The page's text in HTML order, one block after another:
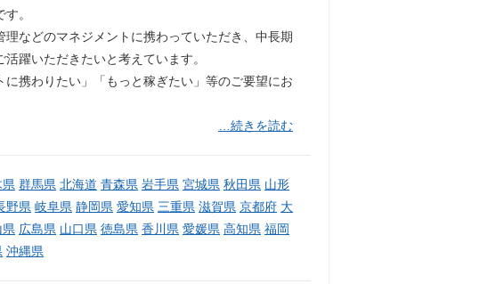
。
などのマネジメントに携わっていただき、中長期
躍いただきたいと考えています。
携わりたい」「もっと稼ぎたい」等のご要望にお
…続きを読む
群馬県 北海道 青森県 岩手県 宮城県 秋田県 山形
野県 岐阜県 静岡県 愛知県 三重県 滋賀県 京都府 大
県 広島県 山口県 徳島県 香川県 愛媛県 高知県 福岡
沖縄県